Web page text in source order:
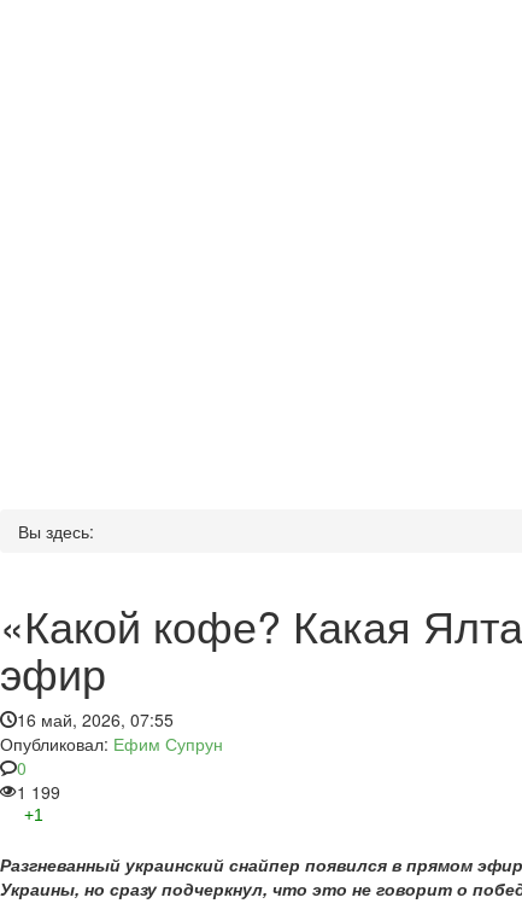
Вы здесь:
«Какой кофе? Какая
эфир
16 май, 2026, 07:55
Опубликовал: Ефим Супрун
0
1 199
+1
Разгневанный украинский снайпер появился в прямом
Украины, но сразу подчеркнул, что это не говорит о